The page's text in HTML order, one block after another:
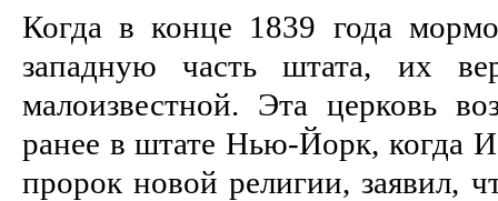
Когда в конце 1839 года
западную часть штата, их
малоизвестной. Эта церковь
ранее в штате Нью-Йорк, когда
пророк новой религии, заявил,